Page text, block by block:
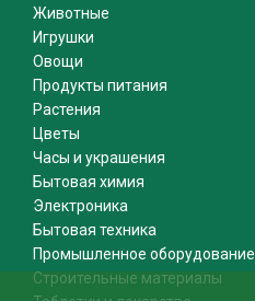
Животные
Игрушки
Овощи
Продукты питания
Растения
Цветы
Часы и украшения
Бытовая химия
Электроника
Бытовая техника
Промышленное оборудование
Строительные материалы